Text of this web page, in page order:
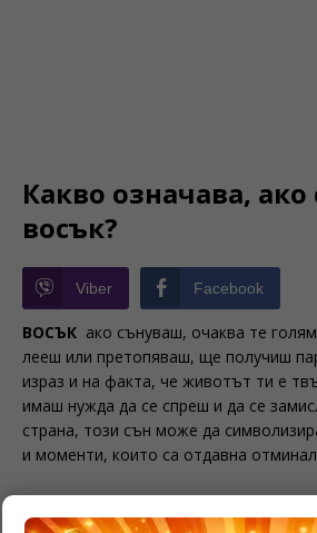
Какво означава,
восък?
Viber Facebook
ВОСЪК ако сънуваш, очаква те
лееш или претопяваш, ще получиш
израз и на факта, че животът ти е
имаш нужда да се спреш и да се
страна, този сън може да
и моменти, които са отдавна
Свързани сънища: